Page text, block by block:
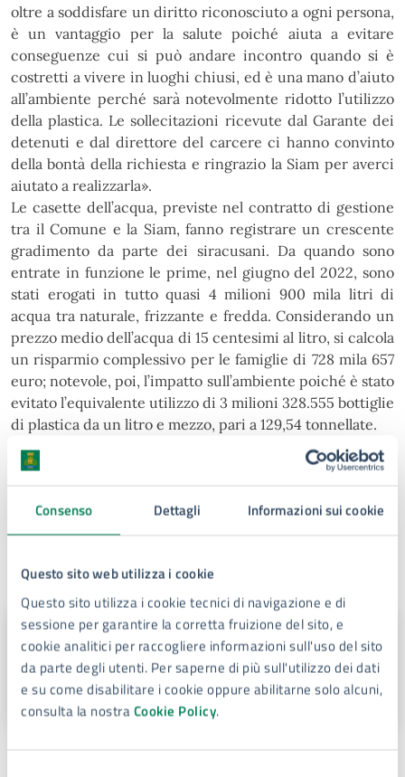
Consenso Dettagli Informazioni sui cookie
Questo sito web utilizza i cookie
Questo sito utilizza i cookie tecnici di navigazione e di
sessione per garantire la corretta fruizione del sito, e
cookie analitici per raccogliere informazioni sull'uso del sito
da parte degli utenti. Per saperne di più sull'utilizzo dei dati
e su come disabilitare i cookie oppure abilitarne solo alcuni,
consulta la nostraCookie Policy.
oltre a soddisfare un diritto riconosciuto a ogni persona,
è un vantaggio per la salute poiché aiuta a evitare
conseguenze cui si può andare incontro quando si è
costretti a vivere in luoghi chiusi, ed è una mano d’aiuto
all’ambiente perché sarà notevolmente ridotto l’utilizzo
della plastica. Le sollecitazioni ricevute dal Garante dei
detenuti e dal direttore del carcere ci hanno convinto
della bontà della richiesta e ringrazio la Siam per averci
aiutato a realizzarla».
Le casette dell’acqua, previste nel contratto di gestione
tra il Comune e la Siam, fanno registrare un crescente
gradimento da parte dei siracusani. Da quando sono
entrate in funzione le prime, nel giugno del 2022, sono
stati erogati in tutto quasi 4 milioni 900 mila litri di
acqua tra naturale, frizzante e fredda. Considerando un
prezzo medio dell’acqua di 15 centesimi al litro, si calcola
un risparmio complessivo per le famiglie di 728 mila 657
euro; notevole, poi, l’impatto sull’ambiente poiché è stato
evitato l’equivalente utilizzo di 3 milioni 328.555 bottiglie
di plastica da un litro e mezzo, pari a 129,54 tonnellate.
«Una maniera – ha commentato il sindaco Italia – per
offrire un servizio in modo sostenibile per l’ambiente e,
rispondere a una forte e specifica esigenza sociale».
Luoghi
Piazza Minerva
Piazza Minerva, 96100